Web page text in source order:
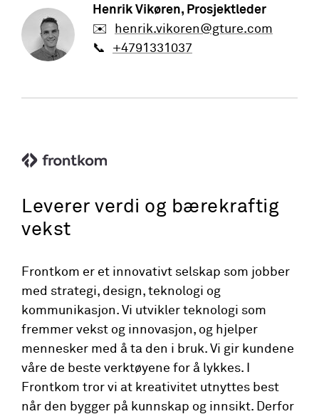
Henrik Vikøren, Prosjektleder
✉️
henrik.vikoren@gture.com
📞
+4791331037
Leverer verdi og bærekraftig
vekst
Frontkom er et innovativt selskap som jobber
med strategi, design, teknologi og
kommunikasjon. Vi utvikler teknologi som
fremmer vekst og innovasjon, og hjelper
mennesker med å ta den i bruk. Vi gir kundene
våre de beste verktøyene for å lykkes. I
Frontkom tror vi at kreativitet utnyttes best
når den bygger på kunnskap og innsikt. Derfor